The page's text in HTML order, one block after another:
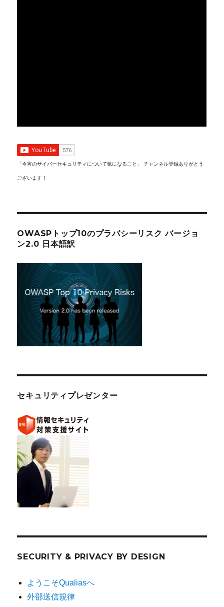
「今宵のサイバーセキュリティについて気になること」 チャンネル登録ありがとう
ございます！
OWASPトップ10のプラバシーリスク バージョ
ン2.0 日本語訳
セキュリティプレゼンター
SECURITY & PRIVACY BY DESIGN
ようこそQualiasへ
外部送信規律